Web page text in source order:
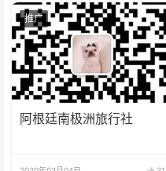
推广
阿根廷南极洲旅行社